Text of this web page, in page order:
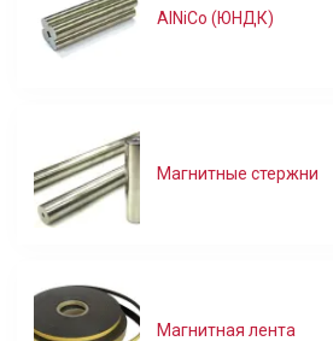
AlNiCo (ЮНДК)
Магнитные стержни
Магнитная лента